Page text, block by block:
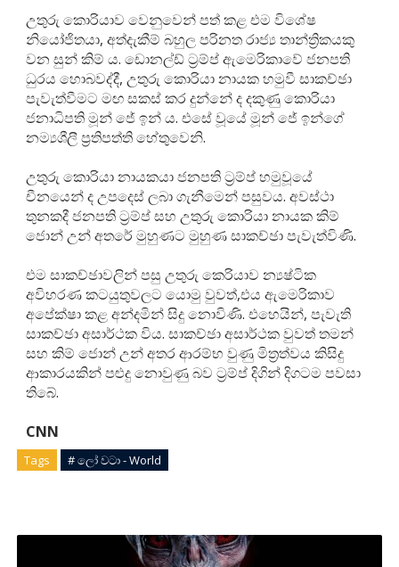
උතුරු කොරියාව වෙනුවෙන් පත් කළ එම විශේෂ
නියෝජිතයා, අත්දැකීම් බහුල පරිනත රාජ්‍ය තාන්ත්‍රිකයකු
වන සුන් කිම් ය. ඩොනල්ඩ් ට්‍රම්ප් ඇමෙරිකාවේ ජනපති
ධුරය හොබවද්දී, උතුරු කොරියා නායක හමුවී සාකච්ඡා
පැවැත්වීමට මඟ සකස් කර දුන්නේ ද දකුණු කොරියා
ජනාධිපති මූන් ජේ ඉන් ය. එසේ වූයේ මූන් ජේ ඉන්ගේ
නම්‍යශීලී ප්‍රතිපත්ති හේතුවෙනි.
උතුරු කොරියා නායකයා ජනපති ට්‍රම්ප් හමුවූයේ
චීනයෙන් ද උපදෙස් ලබා ගැනීමෙන් පසුවය. අවස්ථා
තුනකදී ජනපති ට්‍රම්ප් සහ උතුරු කොරියා නායක කිම්
ජොන් උන් අතරේ මුහුණට මුහුණ සාකච්ඡා පැවැත්විණි.
එම සාකච්ඡාවලින් පසු උතුරු කෙරියාව න්‍යෂ්ටික
අවිහරණ කටයුතුවලට යොමු වුවත්,එය ඇමෙරිකාව
අපේක්ෂා කළ අන්දමින් සිදු නොවිණි. එහෙයින්, පැවැති
සාකච්ඡා අසාර්ථක විය. සාකච්ඡා අසාර්ථක වුවත් තමන්
සහ කිම් ජොන් උන් අතර ආරම්භ වුණු මිත්‍රත්වය කිසිදු
ආකාරයකින් පළුදු නොවුණු බව ට්‍රම්ප් දිගින් දිගටම පවසා
තිබේ.
CNN
Tags # ලෝ වටා - World